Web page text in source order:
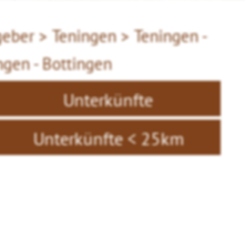
> Teningen > Teningen -
- Bottingen
Unterkünfte
Unterkünfte < 25km